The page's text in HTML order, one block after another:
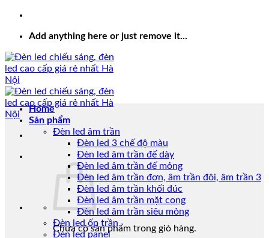
Add anything here or just remove it...
Chưa có sản phẩm trong giỏ hàng.
Home
Sản phẩm
Đèn led âm trần
Đèn led 3 chế độ màu
Đèn led âm trần đế dày
Đèn led âm trần đế mỏng
Đèn led âm trần đơn, âm trần đôi, âm trần 3
Đèn led âm trần khối đúc
Đèn led âm trần mặt cong
Đèn led âm trần siêu mỏng
Đèn led ốp trần
Đèn led panel